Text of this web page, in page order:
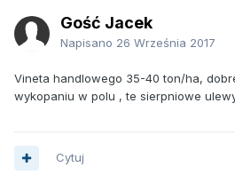
Gość Jacek
Napisano 26 Września 2017
Vineta handlowego 35-40 ton/ha,
wykopaniu w polu , te sierpniowe
Cytuj